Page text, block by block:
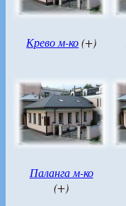
Крево м-ко(+)
Паланга м-ко
(+)